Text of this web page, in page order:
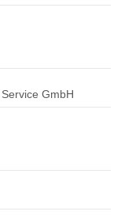
GmbH